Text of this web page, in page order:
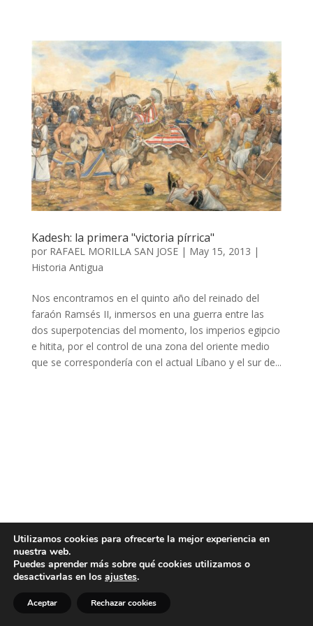
Kadesh: la primera "victoria pírrica"
por RAFAEL MORILLA SAN JOSE| May 15, 2013 |
Historia Antigua
Nos encontramos en el quinto año del reinado del
faraón Ramsés II, inmersos en una guerra entre las
dos superpotencias del momento, los imperios egipcio
e hitita, por el control de una zona del oriente medio
que se correspondería con el actual Líbano y el sur de...
Utilizamos cookies para ofrecerte la mejor experiencia en
nuestra web.
Puedes aprender más sobre qué cookies utilizamos o
desactivarlas en los ajustes.
Aceptar Rechazar cookies